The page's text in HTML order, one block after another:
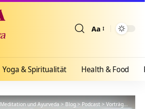
Aa
Yoga & Spiritualität Health & Food
und Ayurveda>Blog>Podcast>Vorträge >